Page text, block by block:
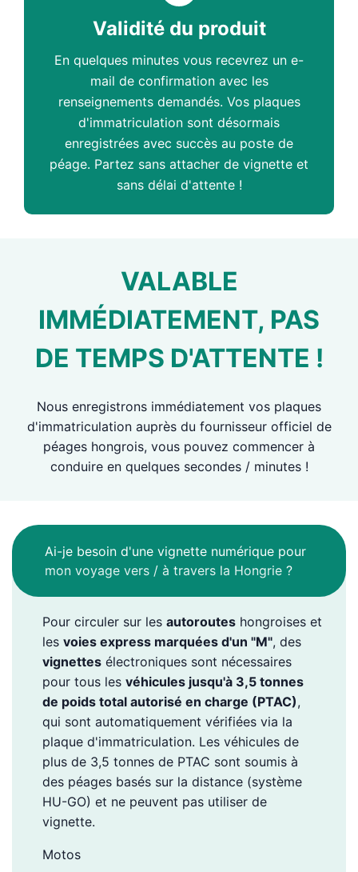
Validité du produit
En quelques minutes vous recevrez un e-
mail de confirmation avec les
renseignements demandés. Vos plaques
d'immatriculation sont désormais
enregistrées avec succès au poste de
péage. Partez sans attacher de vignette et
sans délai d'attente !
VALABLE
IMMÉDIATEMENT, PAS
DE TEMPS D'ATTENTE !
Nous enregistrons immédiatement vos plaques
d'immatriculation auprès du fournisseur officiel de
péages hongrois, vous pouvez commencer à
conduire en quelques secondes / minutes !
Ai-je besoin d'une vignette numérique pour
mon voyage vers / à travers la Hongrie ?
Pour circuler sur lesautoroutes hongroises et
lesvoies express marquées d'un "M", des
vignettes électroniques sont nécessaires
pour tous lesvéhicules jusqu'à 3,5 tonnes
de poids total autorisé en charge (PTAC),
qui sont automatiquement vérifiées via la
plaque d'immatriculation. Les véhicules de
plus de 3,5 tonnes de PTAC sont soumis à
des péages basés sur la distance (système
HU-GO) et ne peuvent pas utiliser de
vignette.
Motos